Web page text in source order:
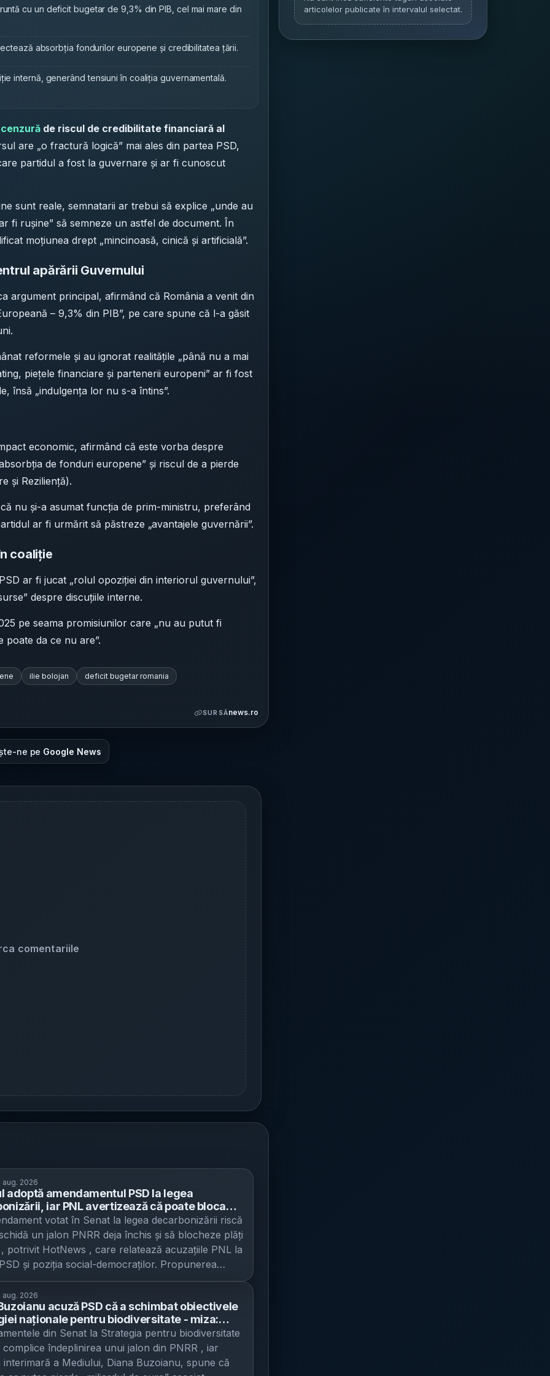
cu un deficit bugetar de 9,3% din PIB, cel mai mare din
absorbția fondurilor europene și credibilitatea țării.
internă, generând tensiuni în coaliția guvernamentală.
de riscul de credibilitate financiară al
are „o fractură logică” mai ales din partea PSD,
partidul a fost la guvernare și ar fi cunoscut
sunt reale, semnatarii ar trebui să explice „unde au
fi rușine” să semneze un astfel de document. În
moțiunea drept „mincinoasă, cinică și artificială”.
apărării Guvernului
argument principal, afirmând că România a venit din
– 9,3% din PIB”, pe care spune că l-a găsit
reformele și au ignorat realitățile „până nu a mai
piețele financiare și partenerii europeni” ar fi fost
însă „indulgența lor nu s-a întins”.
economic, afirmând că este vorba despre
de fonduri europene” și riscul de a pierde
și Reziliență).
nu și-a asumat funcția de prim-ministru, preferând
ar fi urmărit să păstreze „avantajele guvernării”.
coaliție
ar fi jucat „rolul opoziției din interiorul guvernului”,
despre discuțiile interne.
pe seama promisiunilor care „nu au putut fi
poate da ce nu are”.
ilie bolojan deficit bugetar romania
SURSĂnews.ro
ne pe Google News
comentariile
aug. 2026
adoptă amendamentul PSD la legea
iar PNL avertizează că poate bloca
plată din PNRR - liberalii invocă penalități de
770,8 milioane de euro, PSD spune că
cărbunelui până în 2026 nu e realistă
votat în Senat la legea decarbonizării riscă
un jalon PNRR deja închis și să blocheze plăți
potrivit HotNews , care relatează acuzațiile PNL la
și poziția social-democraților. Propunerea
privind decarbonizarea sectorului energetic a fost
marți de Senat, for decizional în acest caz, însă –
modificărilor substanțiale – urmează să fie
Camerei Deputaților pentru a fi pusă în acord, nu
pentru promulgare, potrivit unor surse politice
publicație. Miza: bani din PNRR și penalități, pe
unei reforme „deja plătite” PNL susține că
aug. 2026
acuză PSD că a schimbat obiectivele
naționale pentru biodiversitate - miza:
și „miliardul de euro” invocat de ministră
din Senat la Strategia pentru biodiversitate
complice îndeplinirea unui jalon din PNRR , iar
interimară a Mediului, Diana Buzoianu, spune că
articolelor publicate în intervalul selectat.